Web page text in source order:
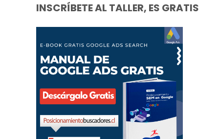
INSCRÍBETE AL TALLER, ES GRATIS